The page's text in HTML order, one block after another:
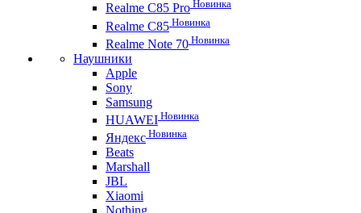
Realme C85 Pro Новинка
Realme C85 Новинка
Realme Note 70 Новинка
Наушники
Apple
Sony
Samsung
HUAWEI Новинка
Яндекс Новинка
Beats
Marshall
JBL
Xiaomi